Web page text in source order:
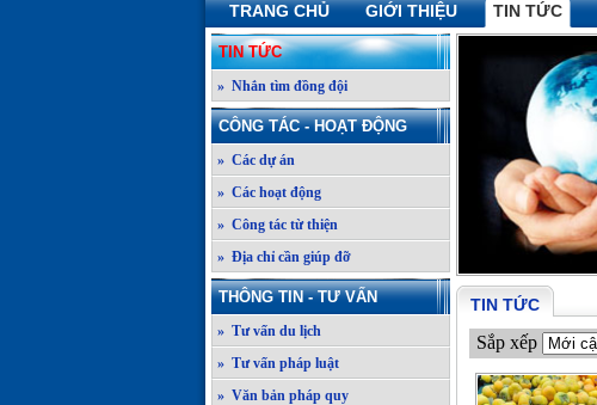
TRANG CHỦ GIỚI THIỆU TIN TỨC
TIN TỨC
» Nhắn tìm đồng đội
CÔNG TÁC - HOẠT ĐỘNG
» Các dự án
» Các hoạt động
» Công tác từ thiện
» Địa chỉ cần giúp đỡ
THÔNG TIN - TƯ VẤN
» Tư vấn du lịch
» Tư vấn pháp luật
» Văn bản pháp quy
TIN TỨC
Sắp xếp